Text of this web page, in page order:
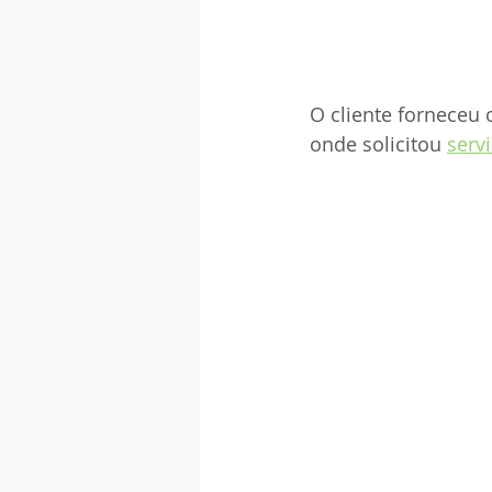
O cliente forneceu
onde solicitou